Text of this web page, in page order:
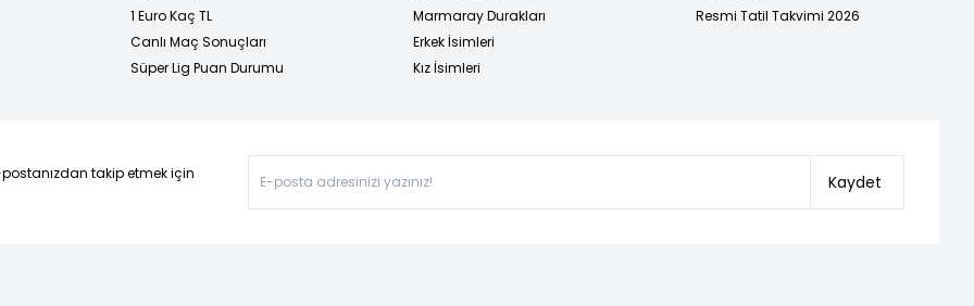
1 Euro Kaç TL
Canlı Maç Sonuçları
Süper Lig Puan Durumu
Marmaray Durakları
Erkek İsimleri
Kız İsimleri
Resmi Tatil Takvimi 2026
takip etmek için
Kaydet